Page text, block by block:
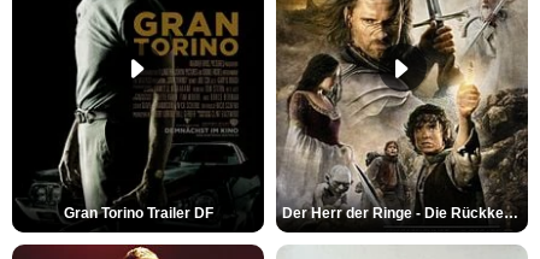
Gran Torino Trailer DF Der Herr der Ringe - Die Rückkehr des Königs Trailer OV